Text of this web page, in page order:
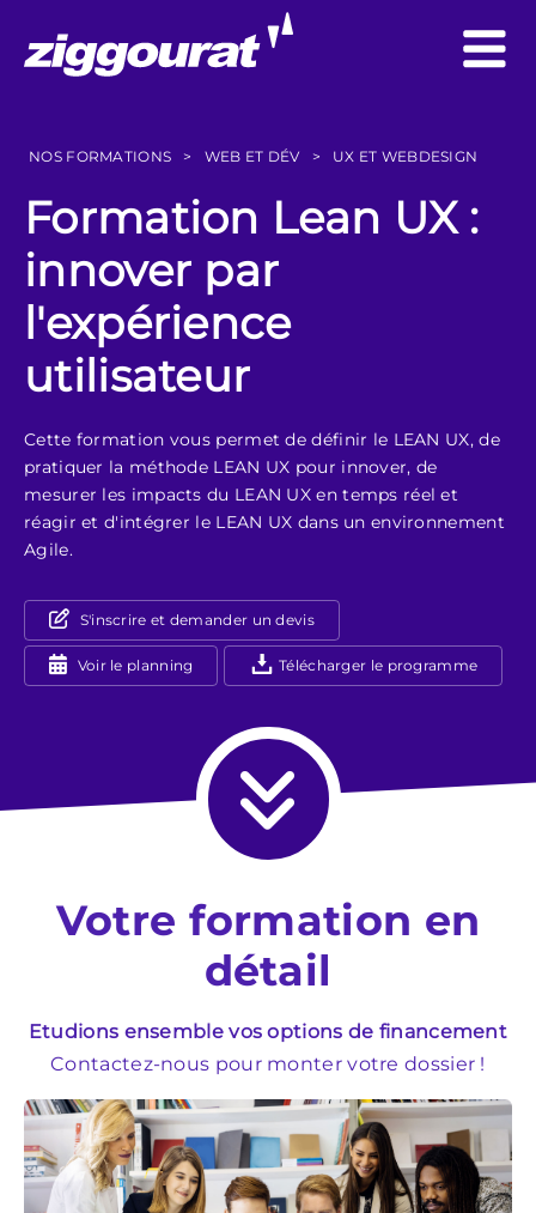
NOS FORMATIONS > WEB ET DÉV > UX ET WEBDESIGN
Formation Lean UX :
innover par
l'expérience
utilisateur
Cette formation vous permet de définir le LEAN UX, de
pratiquer la méthode LEAN UX pour innover, de
mesurer les impacts du LEAN UX en temps réel et
réagir et d'intégrer le LEAN UX dans un environnement
Agile.
S'inscrire et demander un devis
Voir le planning Télécharger le programme
Votre formation en
détail
Etudions ensemble vos options de financement
Contactez-nous pour monter votre dossier !